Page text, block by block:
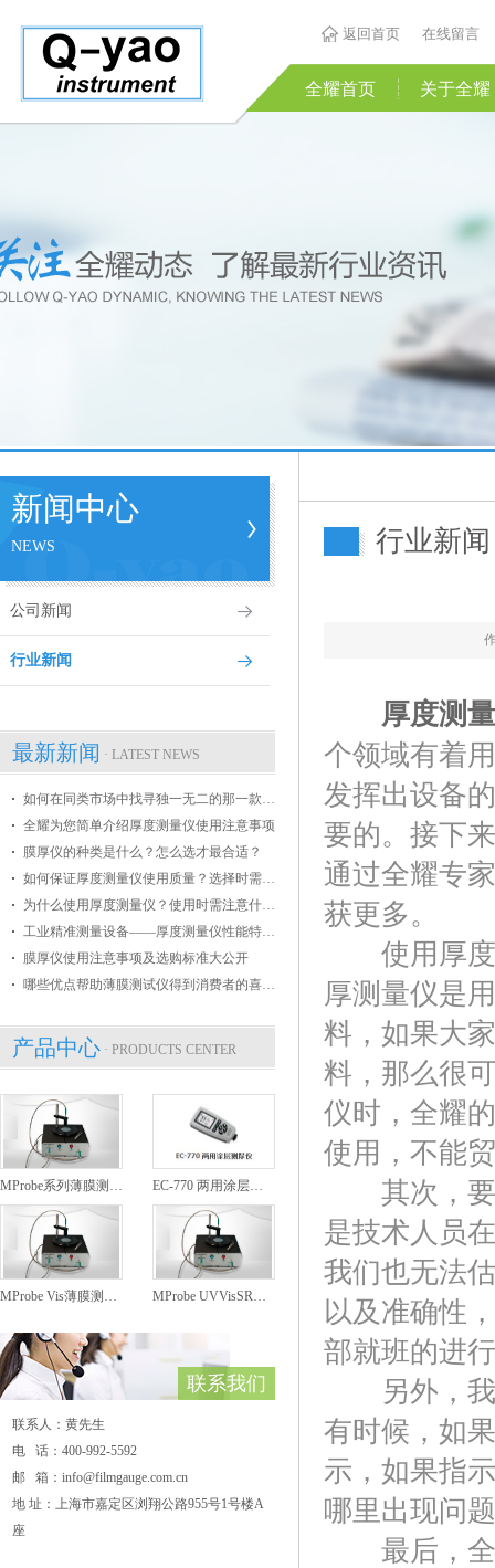
返回首页 在线留言
全耀首页 关于全耀
新闻中心
NEWS
公司新闻
行业新闻
最新新闻 · LATEST NEWS
如何在同类市场中找寻独一无二的那一款膜厚仪
全耀为您简单介绍厚度测量仪使用注意事项
膜厚仪的种类是什么？怎么选才最合适？
如何保证厚度测量仪使用质量？选择时需掌握哪些条件？
为什么使用厚度测量仪？使用时需注意什么？
工业精准测量设备——厚度测量仪性能特点介绍
膜厚仪使用注意事项及选购标准大公开
哪些优点帮助薄膜测试仪得到消费者的喜爱？
产品中心 · PRODUCTS CENTER
MProbe系列薄膜测厚仪 EC-770 两用涂层测厚仪
MProbe Vis薄膜测厚仪 MProbe UVVisSR薄膜测厚仪
联系我们
联系人：黄先生
电 话：400-992-5592
邮 箱：info@filmgauge.com.cn
地 址：上海市嘉定区浏翔公路955号1号楼A
座
行业新闻
厚度测
个领域有着
发挥出设备
要的。接下
通过全耀专
获更多。
使用厚度
厚测量仪是
料，如果大
料，那么很
仪时，全耀
使用，不能
其次，要
是技术人员
我们也无法
以及准确性
部就班的进
另外，我
有时候，如
示，如果指
哪里出现问
最后，全